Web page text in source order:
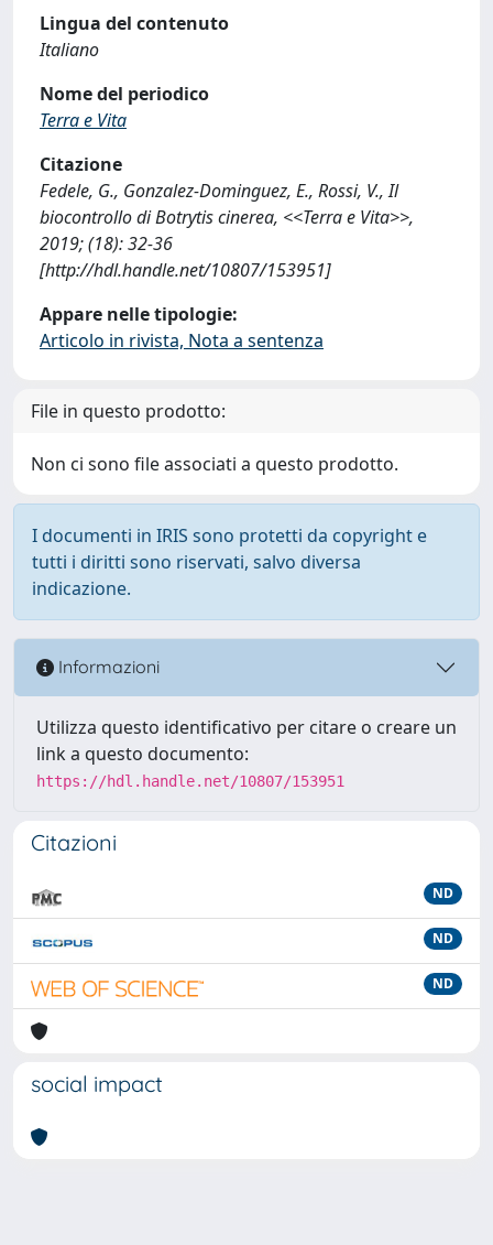
Lingua del contenuto
Italiano
Nome del periodico
Terra e Vita
Citazione
Fedele, G., Gonzalez-Dominguez, E., Rossi, V., Il
biocontrollo di Botrytis cinerea, <<Terra e Vita>>,
2019; (18): 32-36
[http://hdl.handle.net/10807/153951]
Appare nelle tipologie:
Articolo in rivista, Nota a sentenza
File in questo prodotto:
Non ci sono file associati a questo prodotto.
I documenti in IRIS sono protetti da copyright e
tutti i diritti sono riservati, salvo diversa
indicazione.
Informazioni
Utilizza questo identificativo per citare o creare un
link a questo documento:
https://hdl.handle.net/10807/153951
Citazioni
ND
ND
ND
social impact